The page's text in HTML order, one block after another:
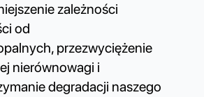
zależności
od
przezwyciężenie
nierównowagi i
degradacji naszego